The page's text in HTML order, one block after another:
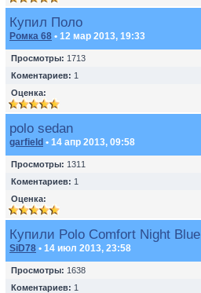
Купил Поло
Ромка 68 • 12 мар 2013, 19:33
Просмотры: 1713
Коментариев: 1
Оценка:
polo sedan
garfield • 14 апр 2013, 09:58
Просмотры: 1311
Коментариев: 1
Оценка:
Купили Polo Comfort Night Blue
SiD78 • 14 июл 2013, 23:58
Просмотры: 1638
Коментариев: 1